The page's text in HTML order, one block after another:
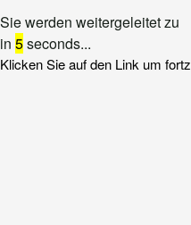
Sie werden weitergeleitet zu
in 5seconds...
Klicken Sie auf den Link um